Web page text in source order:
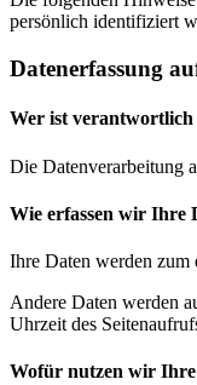
persönlich identifiziert
Datenerfassung
Wer ist verantwortlich
Die Datenverarbeitung
Wie erfassen wir Ihre
Ihre Daten werden zum
Andere Daten werden
Uhrzeit des
Wofür nutzen wir Ihre